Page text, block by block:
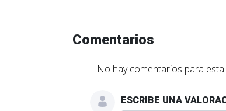
Comentarios
No hay comentarios para
ESCRIBE UNA